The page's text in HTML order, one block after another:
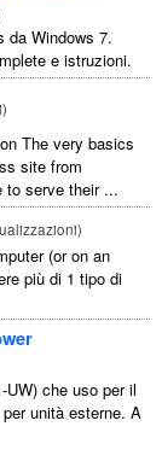
da Windows 7.
e istruzioni.
)
The very basics
site from
to serve their...
)
(or on an
più di 1 tipo di
UW) che uso per il
unità esterne. A